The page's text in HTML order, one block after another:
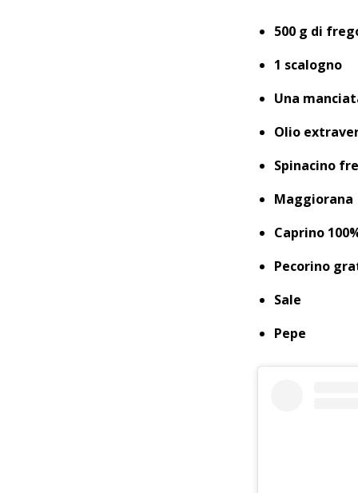
500 g di
1 scalogno
Una
Olio
Spinacino
Maggiorana
Caprino
Pecorino
Sale
Pepe